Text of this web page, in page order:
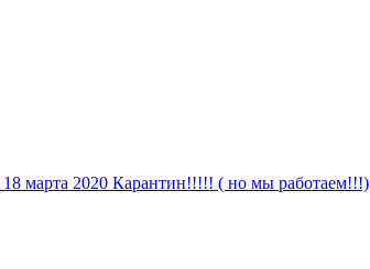
18 марта 2020 Карантин!!!!! ( но мы работаем!!!)